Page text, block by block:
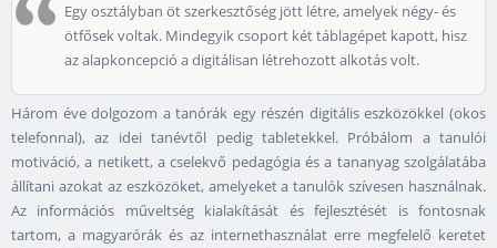
Egy osztályban öt szerkesztőség jött létre, amelyek négy- és
ötfősek voltak. Mindegyik csoport két táblagépet kapott, hisz
az alapkoncepció a digitálisan létrehozott alkotás volt.
Három éve dolgozom a tanórák egy részén digitális eszközökkel (okos
telefonnal), az idei tanévtől pedig tabletekkel. Próbálom a tanulói
motiváció, a netikett, a cselekvő pedagógia és a tananyag szolgálatába
állítani azokat az eszközöket, amelyeket a tanulók szívesen használnak.
Az információs műveltség kialakítását és fejlesztését is fontosnak
tartom, a magyarórák és az internethasználat erre megfelelő keretet